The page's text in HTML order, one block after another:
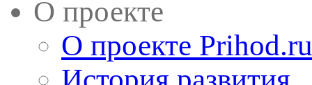
О проекте
О проекте Prihod.ru